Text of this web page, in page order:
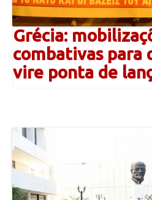
Grécia:
combativas para
vire ponta de